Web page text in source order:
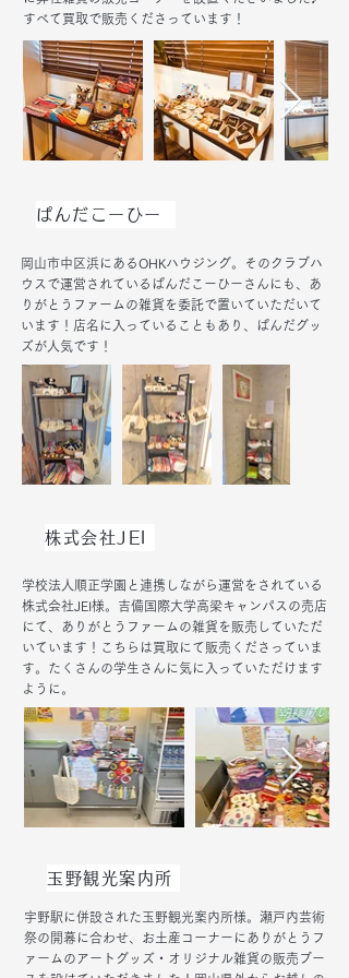
すべて買取で販売くださっています！
ぱんだこーひー
​岡山市中区浜にあるOHKハウジング。そのクラブハ
ウスで運営されているぱんだこーひーさんにも、あ
りがとうファームの雑貨を委託で置いていただいて
います！店名に入っていることもあり、ぱんだグッ
ズが人気です！
株式会社JEI
学校法人順正学園と連携しながら運営をされている
株式会社JEI様。吉備国際大学高梁キャンパスの売店
にて、ありがとうファームの雑貨を販売していただ
いています！こちらは買取にて販売くださっていま
す。たくさんの学生さんに気に入っていただけます
ように。
玉野観光案内所
宇野駅に併設された玉野観光案内所様。瀬戸内芸術
祭の開幕に合わせ、お土産コーナーにありがとうフ
ァームのアートグッズ・オリジナル雑貨の販売ブー